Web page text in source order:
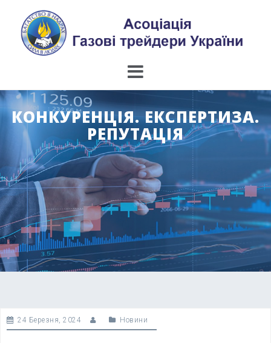
content
КОНКУРЕНЦІЯ. ЕКСПЕРТИЗА.
РЕПУТАЦІЯ
24 Березня, 2024 Новини